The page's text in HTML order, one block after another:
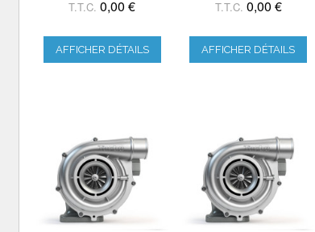
T.T.C. 0,00 €
AFFICHER DÉTAILS
T.T.C. 0,00 €
AFFICHER DÉTAILS